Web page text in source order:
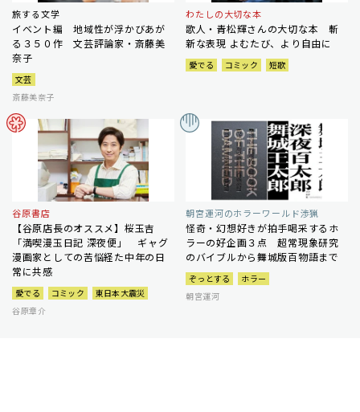
旅する文学
イベント編 地域性が浮かびあが
る３５０作 文芸評論家・斎藤美
奈子
文芸
斎藤美奈子
わたしの大切な本
歌人・青松輝さんの大切な本 斬
新な表現 よむたび、より自由に
愛でる コミック 短歌
谷原書店
【谷原店長のオススメ】桜玉吉
「満喫漫玉日記 深夜便」 ギャグ
漫画家としての苦悩経た中年の日
常に共感
愛でる コミック
東日本大震災
谷原章介
朝宮運河のホラーワールド渉猟
怪奇・幻想好きが拍手喝采するホ
ラーの好企画３点 超常現象研究
のバイブルから舞城版百物語まで
ぞっとする
ホラー
朝宮運河